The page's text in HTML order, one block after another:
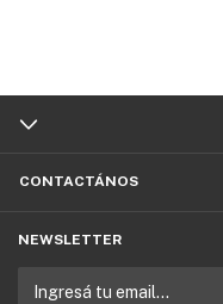
CONTACTÁNOS
NEWSLETTER